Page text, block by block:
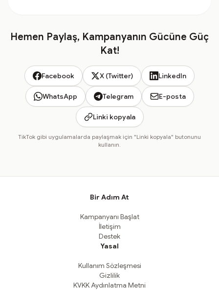
Hemen Paylaş, Kampanyanın Gücüne Güç
Kat!
Facebook X (Twitter) LinkedIn
WhatsApp Telegram E-posta
Linki kopyala
TikTok gibi uygulamalarda paylaşmak için "Linki kopyala" butonunu
kullanın.
Bir Adım At
Kampanyanı Başlat
İletişim
Destek
Yasal
Kullanım Sözleşmesi
Gizlilik
KVKK Aydınlatma Metni